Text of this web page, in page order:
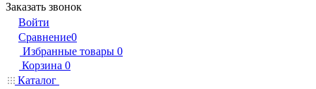
Заказать звонок
Войти
Сравнение0
Избранные товары 0
Корзина 0
Каталог